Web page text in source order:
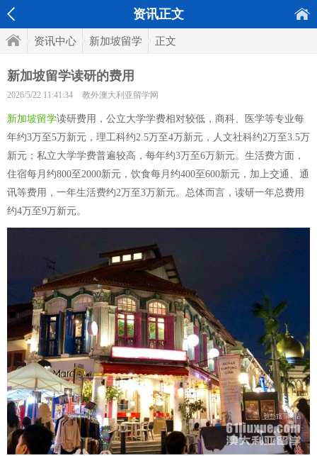
资讯正文
资讯中心 新加坡留学 正文
新加坡留学读研的费用
2026/5/22 11:41:34 教外澳大利亚留学网
新加坡留学读研费用，公立大学学费相对较低，商科、医学等专业每
年约3万至5万新元，理工科约2.5万至4万新元，人文社科约2万至3.5万
新元；私立大学学费普遍较高，每年约3万至6万新元。生活费方面，
住宿每月约800至2000新元，饮食每月约400至600新元，加上交通、通
讯等费用，一年生活费约2万至3万新元。总体而言，读研一年总费用
约4万至9万新元。